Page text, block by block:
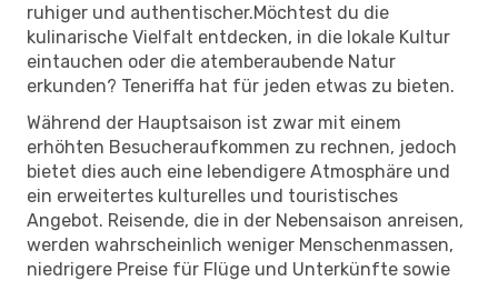
ruhiger und authentischer.Möchtest du die
kulinarische Vielfalt entdecken, in die lokale Kultur
eintauchen oder die atemberaubende Natur
erkunden? Teneriffa hat für jeden etwas zu bieten.
Während der Hauptsaison ist zwar mit einem
erhöhten Besucheraufkommen zu rechnen, jedoch
bietet dies auch eine lebendigere Atmosphäre und
ein erweitertes kulturelles und touristisches
Angebot. Reisende, die in der Nebensaison anreisen,
werden wahrscheinlich weniger Menschenmassen,
niedrigere Preise für Flüge und Unterkünfte sowie